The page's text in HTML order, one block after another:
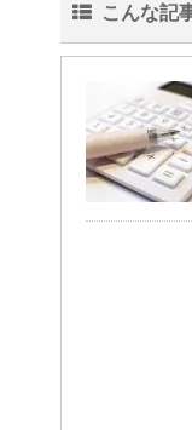
こんな記